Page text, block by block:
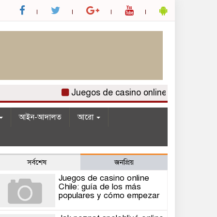
Juegos de casino online Chile: guía de
আইন-আদালত আরো
সর্বশেষ জনপ্রিয়
Juegos de casino online
Chile: guía de los más
populares y cómo empezar